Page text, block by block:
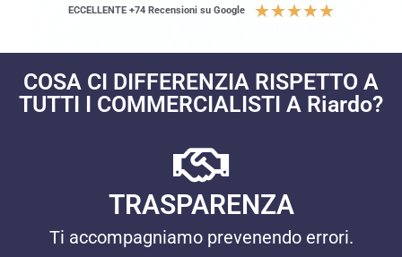
ECCELLENTE +74 Recensioni su Google ★★★★★
COSA CI DIFFERENZIA RISPETTO A
TUTTI I COMMERCIALISTI A Riardo?
TRASPARENZA
Ti accompagniamo prevenendo errori.